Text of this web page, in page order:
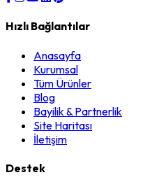
Hızlı Bağlantılar
Anasayfa
Kurumsal
Tüm Ürünler
Blog
Bayilik & Partnerlik
Site Haritası
İletişim
Destek